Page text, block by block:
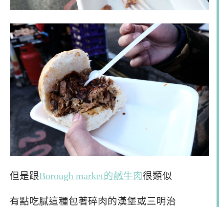
但是跟Borough market的鹹牛肉很類似
有點吃膩這種包著碎肉的漢堡或三明治